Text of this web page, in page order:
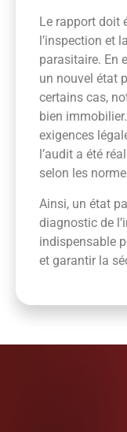
Le rapport doit
l’inspection et la
parasitaire. En
un nouvel état
certains cas,
bien
exigences
l’audit a été
selon les
Ainsi, un état
diagnostic de
indispensable
et garantir la